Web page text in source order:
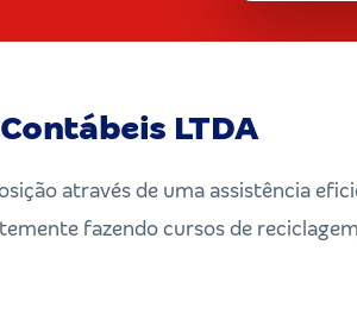
LTDA
através de uma assistência
fazendo cursos de